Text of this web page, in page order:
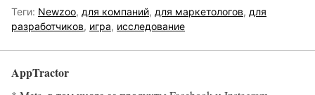
Теги: Newzoo, для компаний, для маркетологов, для
разработчиков, игра, исследование
AppTractor